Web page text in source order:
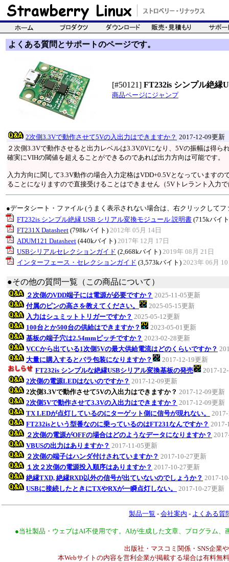
よくある質問とサポートのページです。
[#50121] FT232is シンプル絶縁
商品ページにジャンプ
2次側3.3Vで動作させて5Vの入出力はできますか？ 2017-12-09更新
２次側3.3Vで動作させると出力レベルは3.3V,0Vになり、5Vの振幅は得
確実にVIHの閾値を超えることができるのであれば出力方向は可能です。
入力方向に関して3.3V動作の場合入力定格はVDD+0.5Vとなっています
ることになりますので直接受けることはできません（5Vトレラント入力
●データシート・ファイル (うまく表示されない場合は、右クリックして
FT232is シンプル絶縁 USB シリアル変換モジュール 説明書 (715kバイ
FT231X Datasheet (798kバイト) 2012年 05月 14日
ADUM121 Datasheet (440kバイト) 2017年 12月 17日
USBシリアルセレクションガイド (2,668kバイト) 2019年 08月 21日
インターフェース・セレクションガイド (3,573kバイト) 2023年 06月
●その他の質問一覧（この商品について）
２次側のVDD端子には電源が必要ですか？ 2025-11-05更新
付属のピンの高さを教えてください。
2025-05-15更新
入力はシュミットトリガーですか？ 2025-05-12更新
100台とか500台の供給はできますか？
2023-05-01更新
基板の端子穴は2.54mmピッチですか？ 2023-02-28更新
VCCから出ている1次側5Vの最大供給電流はどのくらいですか？
大量に購入するとバラ包装になりますか？
2017-12-19更新
FT232is シンプルな絶縁USBシリアル変換基板の発売
2017-
2次側の電源LEDはないのですか？ 2017-12-09更新
2次側3.3Vで動作させて5Vの入出力はできますか？ 2017-12-09更新
2次側5Vで動作させて3.3Vの入出力はできますか？ 2017-12-09更新
TX LEDが点灯しているのにターゲット側に信号が現れない。
FT232isという型番なのに乗っているのはFT231なんですか？ 2017-
２次側の電源がOFFの場合はどのようなデータになりますか？
VBUSの出力はありますか？ 2017-11-05更新
２次側の端子はハンダ付けされていますか？ 2017-10-27更新
１次２次側の電源投入順序はありますか？ 2017-10-27更新
絶縁TXD, 絶縁RXD以外の信号が出ていないのでしょうか？ 2017-
USBに接続したときにTXやRXが一瞬点灯しない。
2017-10-27更新
製品一覧 - 会社案内 - よくある質
●当社製品・ウェブはAI不使用です。AIが生成した文章、プログラム
出版社・マスコミ関係・SNS企業
本Webサイトの内容を営利企業が掲載する場合は有料無